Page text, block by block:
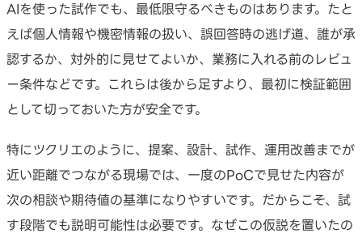
AIを使った試作でも、最低限守るべきものはあります。たと
えば個人情報や機密情報の扱い、誤回答時の逃げ道、誰が承
認するか、対外的に見せてよいか、業務に入れる前のレビュ
ー条件などです。これらは後から足すより、最初に検証範囲
として切っておいた方が安全です。
特にツクリエのように、提案、設計、試作、運用改善までが
近い距離でつながる現場では、一度のPoCで見せた内容が
次の相談や期待値の基準になりやすいです。だからこそ、試
す段階でも説明可能性は必要です。なぜこの仮説を置いたの